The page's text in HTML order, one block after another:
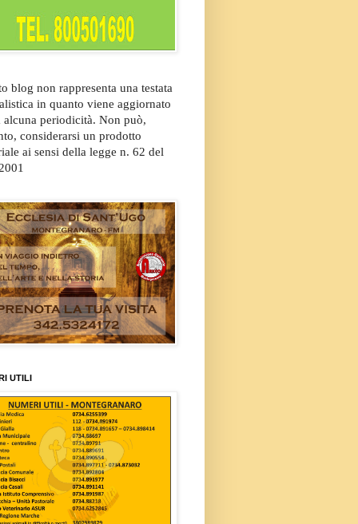
blog non rappresenta una testata
in quanto viene aggiornato
alcuna periodicità. Non può,
considerarsi un prodotto
ai sensi della legge n. 62 del
UTILI